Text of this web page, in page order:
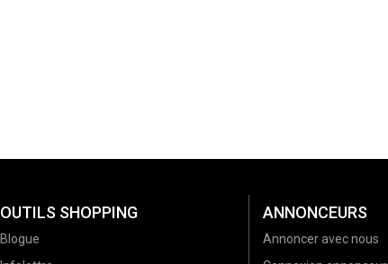
OUTILS SHOPPING
Blogue
ANNONCEURS
Annoncer avec nous